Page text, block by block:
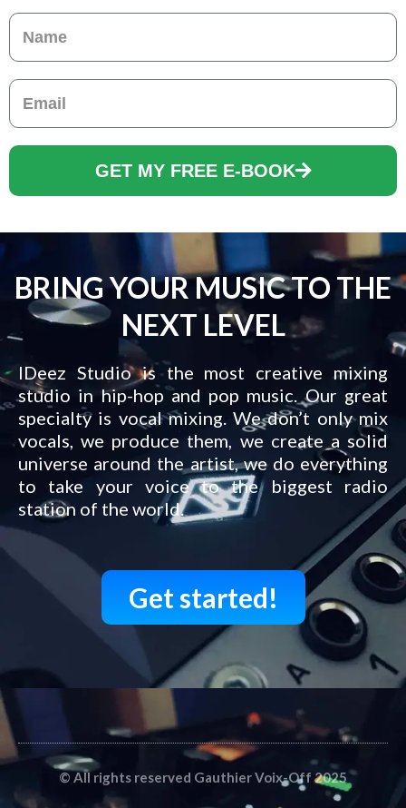
Name
Email
GET MY FREE E-BOOK
BRING YOUR MUSIC TO THE
NEXT LEVEL
IDeez Studio is the most creative mixing
studio in hip-hop and pop music. Our great
specialty is vocal mixing. We don’t only mix
vocals, we produce them, we create a solid
universe around the artist, we do everything
to take your voice to the biggest radio
station of the world.
Get started!
© All rights reserved Gauthier Voix-Off 2025